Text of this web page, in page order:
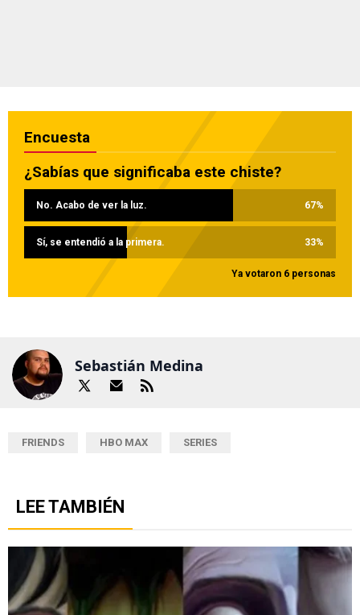
Encuesta
¿Sabías que significaba este chiste?
No. Acabo de ver la luz. 67%
Sí, se entendió a la primera. 33%
Ya votaron 6 personas
Sebastián Medina
FRIENDS HBO MAX SERIES
LEE TAMBIÉN